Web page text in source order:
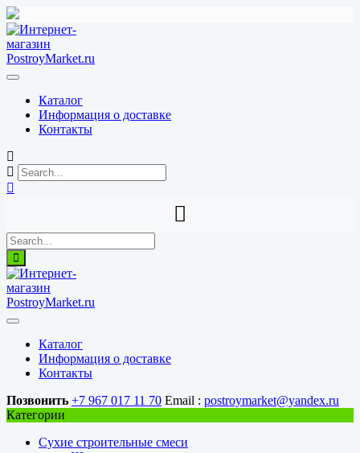
Перейти
к
содержимому
Каталог
Информация о доставке
Контакты
Каталог
Информация о доставке
Контакты
Позвонить +7 967 017 11 70 Email : postroymarket@yandex.ru
Категории
Сухие строительные смеси